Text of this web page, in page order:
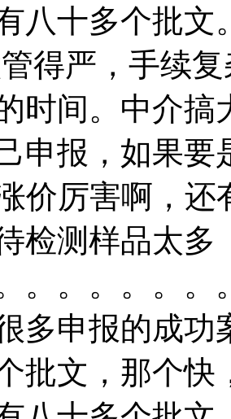
八十多个批文
得严，手续
时间。中介搞
申报，如果
价厉害啊，
检测样品太多
。。。。。
多申报的成功
批文，那个